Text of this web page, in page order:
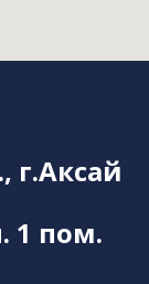
г.Аксай
1 пом.